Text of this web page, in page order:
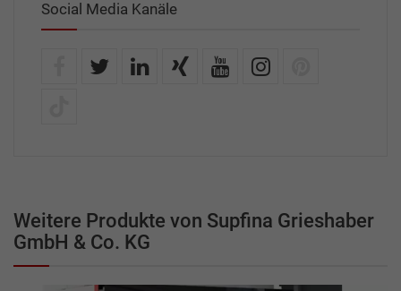
Social Media Kanäle
Weitere Produkte von Supfina Grieshaber
GmbH & Co. KG